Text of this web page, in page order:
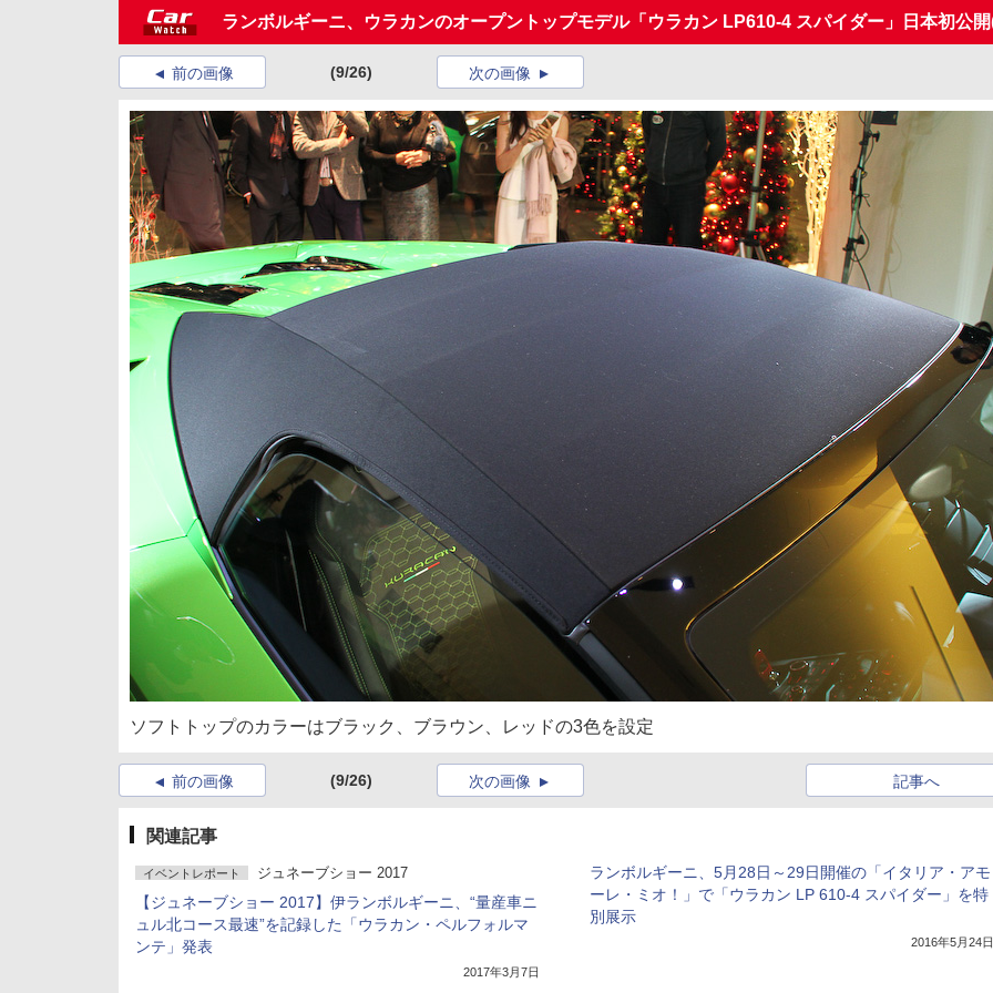
ランボルギーニ、ウラカンのオープントップモデル「ウラカン LP610-4 スパイダー」日本初公開
前の画像 (9/26) 次の画像
ソフトトップのカラーはブラック、ブラウン、レッドの3色を設定
前の画像 (9/26) 記事へ
次の画像
関連記事
イベントレポート ジュネーブショー 2017
【ジュネーブショー 2017】伊ランボルギーニ、“量産車ニ
ュル北コース最速”を記録した「ウラカン・ペルフォルマ
ンテ」発表
2017年3月7日
ランボルギーニ、5月28日～29日開催の「イタリア・アモ
ーレ・ミオ！」で「ウラカン LP 610-4 スパイダー」を特
別展示
2016年5月24日